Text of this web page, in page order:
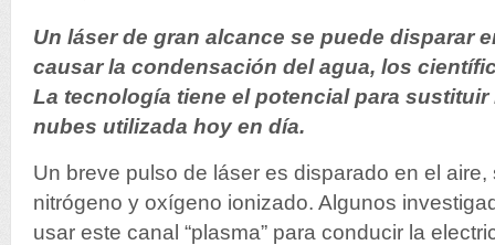
Un láser de gran alcance se puede disparar
causar la condensación del agua, los
La tecnología tiene el potencial para
nubes utilizada hoy en día.
Un breve pulso de láser es disparado en el
nitrógeno y oxígeno ionizado. Algunos
usar este canal “plasma” para conducir la